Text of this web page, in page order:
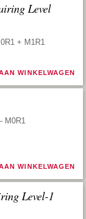
Level
+ M1R1
WINKELWAGEN
M0R1
WINKELWAGEN
Level-1